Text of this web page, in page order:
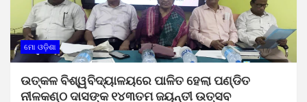
ମୋ ଓଡ଼ିଶା
ଉତ୍କଳ ବିଶ୍ୱବିଦ୍ୟାଳୟରେ ପାଳିତ ହେଲା ପଣ୍ଡିତ
ନୀଳକଣ୍ଠ ଦାସଙ୍କ ୧୪୩ତମ ଜୟନ୍ତୀ ଉତ୍ସବ